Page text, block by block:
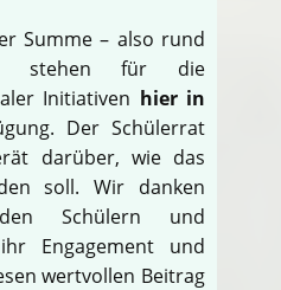
Summe – also rund
für die
Initiativen hier in
Der Schülerrat
darüber, wie das
soll. Wir danken
Schülern und
Engagement und
wertvollen Beitrag